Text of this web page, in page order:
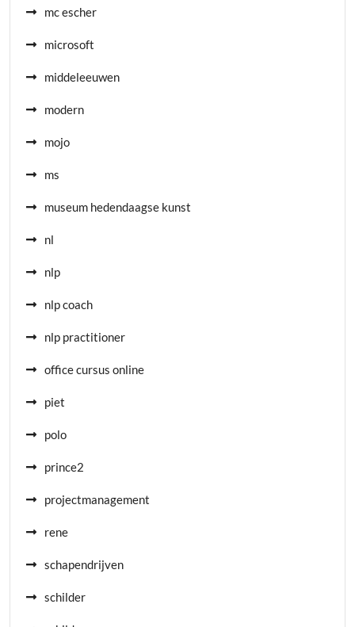
mc escher
microsoft
middeleeuwen
modern
mojo
ms
museum hedendaagse kunst
nl
nlp
nlp coach
nlp practitioner
office cursus online
piet
polo
prince2
projectmanagement
rene
schapendrijven
schilder